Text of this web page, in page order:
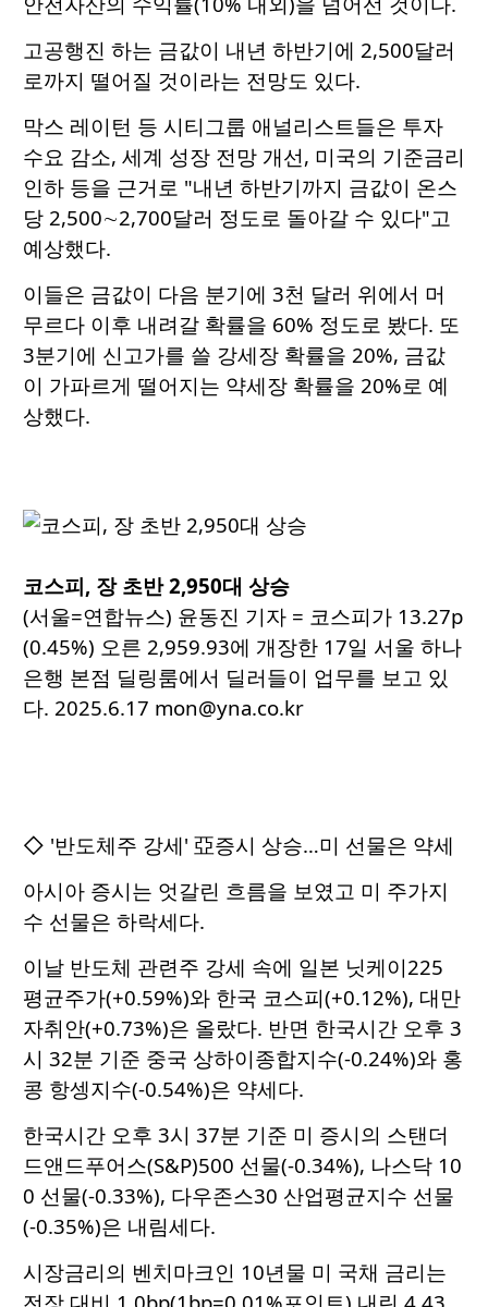
고공행진 하는 금값이 내년 하반기에 2,500달러
로까지 떨어질 것이라는 전망도 있다.
막스 레이턴 등 시티그룹 애널리스트들은 투자
수요 감소, 세계 성장 전망 개선, 미국의 기준금리
인하 등을 근거로 "내년 하반기까지 금값이 온스
당 2,500∼2,700달러 정도로 돌아갈 수 있다"고
예상했다.
이들은 금값이 다음 분기에 3천 달러 위에서 머
무르다 이후 내려갈 확률을 60% 정도로 봤다. 또
3분기에 신고가를 쓸 강세장 확률을 20%, 금값
이 가파르게 떨어지는 약세장 확률을 20%로 예
상했다.
코스피, 장 초반 2,950대 상승
(서울=연합뉴스) 윤동진 기자 = 코스피가 13.27p
(0.45%) 오른 2,959.93에 개장한 17일 서울 하나
은행 본점 딜링룸에서 딜러들이 업무를 보고 있
다. 2025.6.17 mon@yna.co.kr
◇ '반도체주 강세' 亞증시 상승…미 선물은 약세
아시아 증시는 엇갈린 흐름을 보였고 미 주가지
수 선물은 하락세다.
이날 반도체 관련주 강세 속에 일본 닛케이225
평균주가(+0.59%)와 한국 코스피(+0.12%), 대만
자취안(+0.73%)은 올랐다. 반면 한국시간 오후 3
시 32분 기준 중국 상하이종합지수(-0.24%)와 홍
콩 항셍지수(-0.54%)은 약세다.
한국시간 오후 3시 37분 기준 미 증시의 스탠더
드앤드푸어스(S&P)500 선물(-0.34%), 나스닥 10
0 선물(-0.33%), 다우존스30 산업평균지수 선물
(-0.35%)은 내림세다.
시장금리의 벤치마크인 10년물 미 국채 금리는